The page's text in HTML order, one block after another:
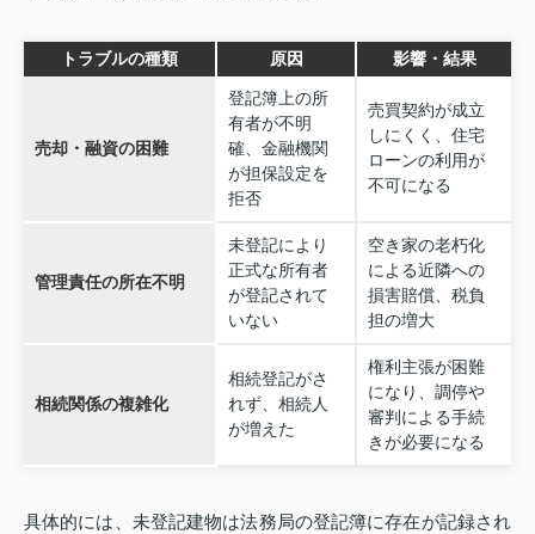
トラブルの種類 原因 影響・結果
売却・融資の困難
登記簿上の所
有者が不明
確、金融機関
が担保設定を
拒否
売買契約が成立
しにくく、住宅
ローンの利用が
不可になる
管理責任の所在不明
未登記により
正式な所有者
が登記されて
いない
空き家の老朽化
による近隣への
損害賠償、税負
担の増大
相続関係の複雑化
相続登記がさ
れず、相続人
が増えた
権利主張が困難
になり、調停や
審判による手続
きが必要になる
具体的には、未登記建物は法務局の登記簿に存在が記録され